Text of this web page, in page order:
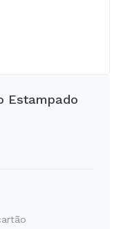
Estampado